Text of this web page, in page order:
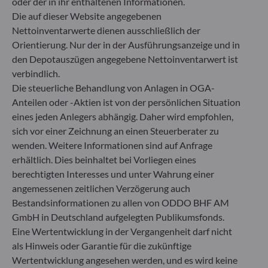
+49 (0) 69 920 50 0
Von der Bundesanstalt für Finanzdienstleistungsaufsicht
(„BaFin“) zugelassene und beaufsichtigte
Fondsverwaltungsgesellschaft
Handelsregister : HRB 11971 Amtsgericht Düsseldorf
ODDO BHF Asset Management LUX
6, rue Gabriel Lippmann
L-5365 Munsbach
Luxemburg
+352 45 76 76 245
Von der Luxemburger Commission de Surveillance du
Secteur Financier (CSSF) zugelassene
Fondsverwaltungsgesellschaft, Handelsregisternummer: B
29891
Mitteilung zu EU-Sanktionen gegen Russland
Die auf dieser Website angegebenen
Nettoinventarwerte dienen ausschließlich der
Orientierung. Nur der in der Ausführungsanzeige und in
den Depotauszügen angegebene Nettoinventarwert ist
verbindlich.
Die steuerliche Behandlung von Anlagen in OGA-
Anteilen oder -Aktien ist von der persönlichen Situation
eines jeden Anlegers abhängig. Daher wird empfohlen,
sich vor einer Zeichnung an einen Steuerberater zu
wenden. Weitere Informationen sind auf Anfrage
erhältlich. Dies beinhaltet bei Vorliegen eines
berechtigten Interesses und unter Wahrung einer
angemessenen zeitlichen Verzögerung auch
Bestandsinformationen zu allen von ODDO BHF AM
GmbH in Deutschland aufgelegten Publikumsfonds.
Eine Wertentwicklung in der Vergangenheit darf nicht
als Hinweis oder Garantie für die zukünftige
Wertentwicklung angesehen werden, und es wird keine